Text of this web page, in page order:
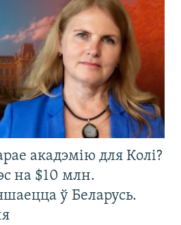
акадэмію для Колі?
на $10 млн.
ў Беларусь.